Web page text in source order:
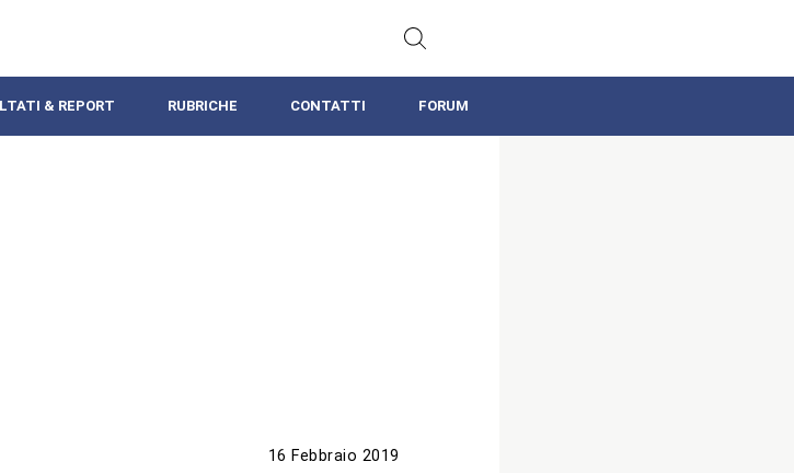
& REPORT RUBRICHE CONTATTI FORUM
16 Febbraio 2019